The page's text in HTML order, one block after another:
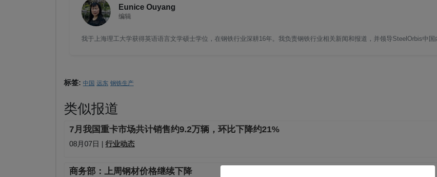
Eunice Ouyang
编辑
我于上海理工大学获得英语语言文学硕士学位，在钢铁行业深耕16年。我负责钢铁行业相关新闻和报道，并领导SteelOrbis中国
标签: 中国 远东 钢铁生产
类似报道
7月我国重卡市场共计销售约9.2万辆，环比下降约21%
08月07日 | 行业动态
商务部：上周钢材价格继续下降